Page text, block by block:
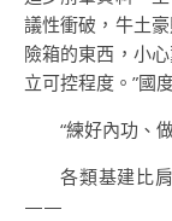
議性衝破，牛土
險箱的東西，小
立可控程度。”國
“練好內功、
各類基建比
——